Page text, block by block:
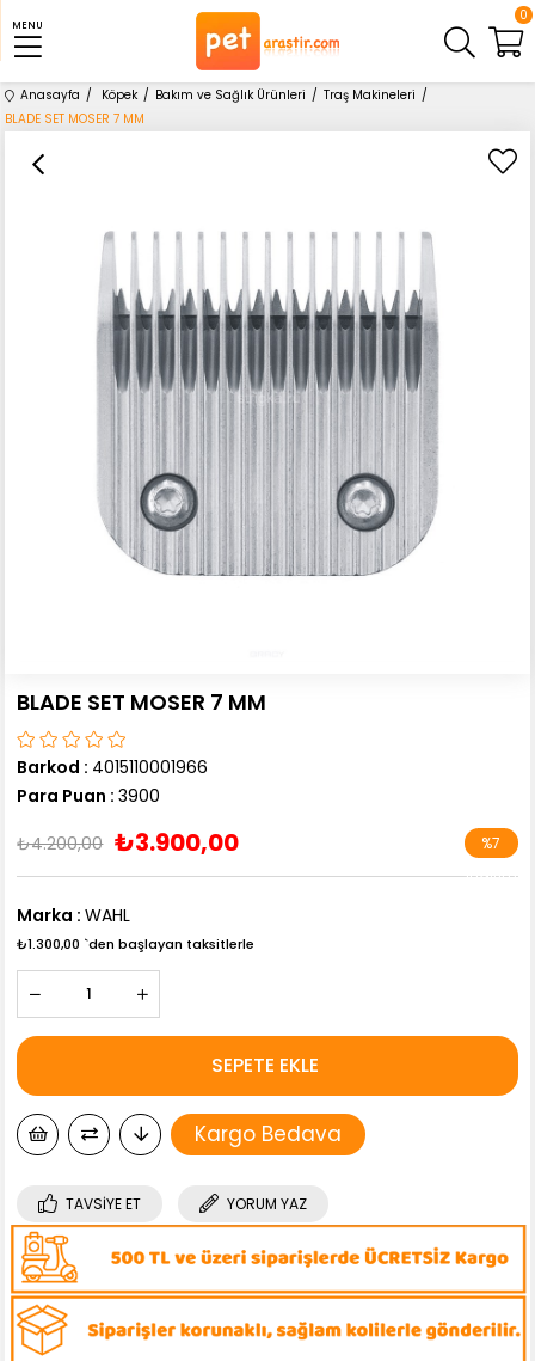
MENU
0
Anasayfa Köpek Bakım ve Sağlık Ürünleri
Traş Makineleri
BLADE SET MOSER 7 MM
BLADE SET MOSER 7 MM
Barkod : 4015110001966
Para Puan : 3900
₺4.200,00 ₺3.900,00 %7
İndirim
Marka : WAHL
₺1.300,00 `den başlayan taksitlerle
Kargo Bedava
TAVSIYE ET YORUM YAZ